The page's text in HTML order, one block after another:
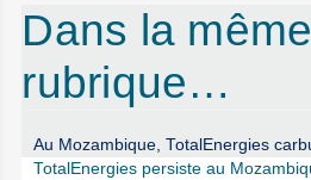
Dans la même
rubrique…
Au Mozambique, TotalEnergies
TotalEnergies persiste au